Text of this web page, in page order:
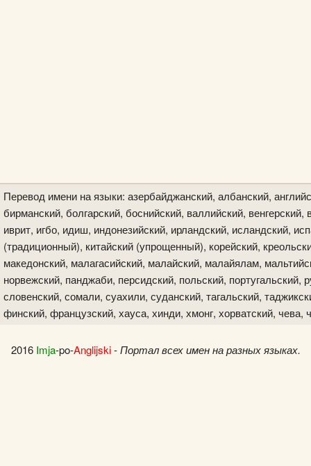
Перевод имени на языки: азербайджанский, албанский,
бирманский, болгарский, боснийский, валлийский, венгерский,
иврит, игбо, идиш, индонезийский, ирландский, исландский,
(традиционный), китайский (упрощенный), корейский,
македонский, малагасийский, малайский, малайялам,
норвежский, панджаби, персидский, польский, португальский,
словенский, сомали, суахили, суданский, тагальский,
финский, французский, хауса, хинди, хмонг, хорватский,
2016 Imja-po-Anglijski-Портал всех имен на разных языках.